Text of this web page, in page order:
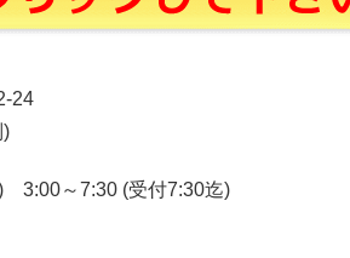
24
)
3:00～7:30 (受付7:30迄)